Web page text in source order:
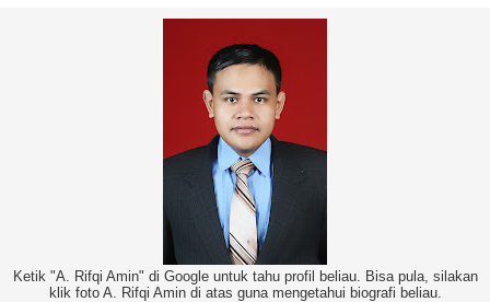
Ketik "A. Rifqi Amin" di Google untuk tahu profil beliau. Bisa pula, silakan
klik foto A. Rifqi Amin di atas guna mengetahui biografi beliau.